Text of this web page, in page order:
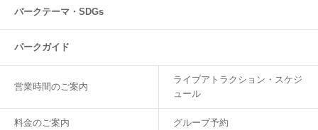
パークテーマ・SDGs
パークガイド
営業時間のご案内
ライブアトラクション・スケジ
ュール
料金のご案内 グループ予約